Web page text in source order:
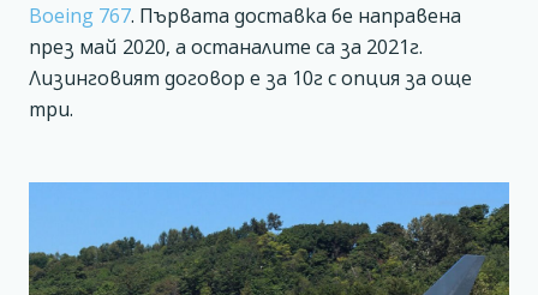
Boeing 767. Първата доставка бе направена
през май 2020, а останалите са за 2021г.
Лизинговият договор е за 10г с опция за още
три.